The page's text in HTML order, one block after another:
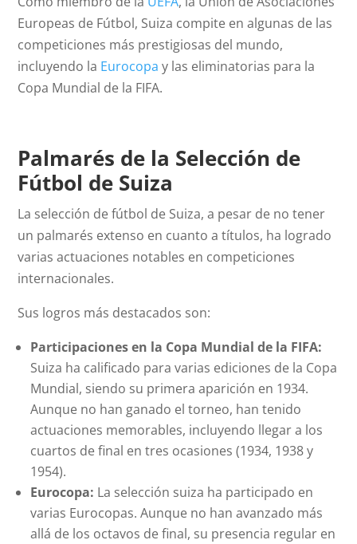
Europeas de Fútbol, Suiza compite en algunas de las
competiciones más prestigiosas del mundo,
incluyendo la Eurocopa y las eliminatorias para la
Copa Mundial de la FIFA.
Palmarés de la Selección de
Fútbol de Suiza
La selección de fútbol de Suiza, a pesar de no tener
un palmarés extenso en cuanto a títulos, ha logrado
varias actuaciones notables en competiciones
internacionales.
Sus logros más destacados son:
Participaciones en la Copa Mundial de la FIFA:
Suiza ha calificado para varias ediciones de la Copa
Mundial, siendo su primera aparición en 1934.
Aunque no han ganado el torneo, han tenido
actuaciones memorables, incluyendo llegar a los
cuartos de final en tres ocasiones (1934, 1938 y
1954).
Eurocopa: La selección suiza ha participado en
varias Eurocopas. Aunque no han avanzado más
allá de los octavos de final, su presencia regular en